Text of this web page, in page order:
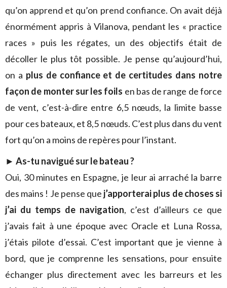
qu’on apprend et qu’on prend confiance. On avait déjà
énormément appris à Vilanova, pendant les « practice
races » puis les régates, un des objectifs était de
décoller le plus tôt possible. Je pense qu’aujourd’hui,
on a plus de confiance et de certitudes dans notre
façon de monter sur les foils en bas de range de force
de vent, c’est-à-dire entre 6,5 nœuds, la limite basse
pour ces bateaux, et 8,5 nœuds. C’est plus dans du vent
fort qu’on a moins de repères pour l’instant.
► As-tu navigué sur le bateau ?
Oui, 30 minutes en Espagne, je leur ai arraché la barre
des mains ! Je pense que j’apporterai plus de choses si
j’ai du temps de navigation, c’est d’ailleurs ce que
j’avais fait à une époque avec Oracle et Luna Rossa,
j’étais pilote d’essai. C’est important que je vienne à
bord, que je comprenne les sensations, pour ensuite
échanger plus directement avec les barreurs et les